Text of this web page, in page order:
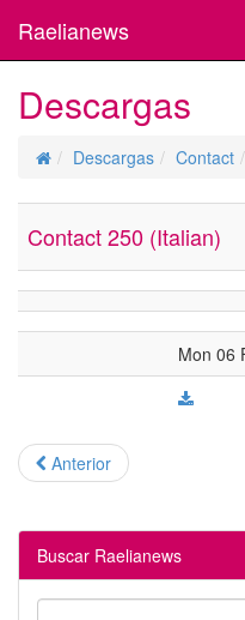
Raelianews
Descargas
Descargas Contact
Contact 250 (Italian)
Mon 06
Anterior
Buscar Raelianews